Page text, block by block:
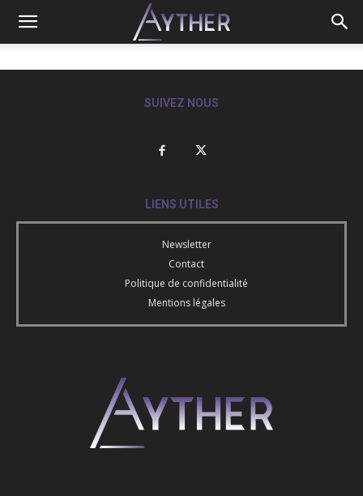
SUIVEZ NOUS
LIENS UTILES
Newsletter
Contact
Politique de confidentialité
Mentions légales